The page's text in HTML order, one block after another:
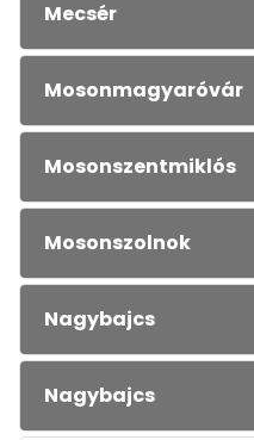
Mecsér
Mosonmagyaróvár
Mosonszentmiklós
Mosonszolnok
Nagybajcs
Nagybajcs